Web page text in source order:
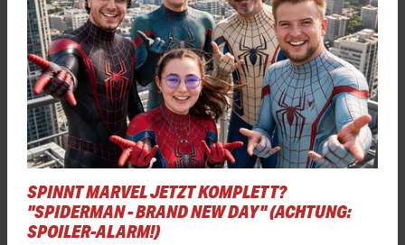
SPINNT MARVEL JETZT KOMPLETT?
"SPIDERMAN - BRAND NEW DAY" (ACHTUNG:
SPOILER-ALARM!)